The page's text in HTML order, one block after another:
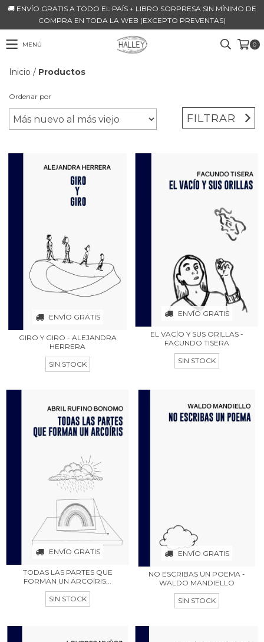
🚚 ENVÍO GRATIS A TODO EL PAÍS + LIBRO SORPRESA SIN MÍNIMO DE
COMPRA EN TODA LA WEB (EXCEPTO PREVENTAS)
MENÚ 0
Inicio / Productos
Ordenar por
FILTRAR
ENVÍO GRATIS
GIRO Y GIRO - ALEJANDRA
HERRERA
SIN STOCK
ENVÍO GRATIS
EL VACÍO Y SUS ORILLAS -
FACUNDO TISERA
SIN STOCK
ENVÍO GRATIS
TODAS LAS PARTES QUE
FORMAN UN ARCOÍRIS...
SIN STOCK
ENVÍO GRATIS
NO ESCRIBAS UN POEMA -
WALDO MANDIELLO
SIN STOCK